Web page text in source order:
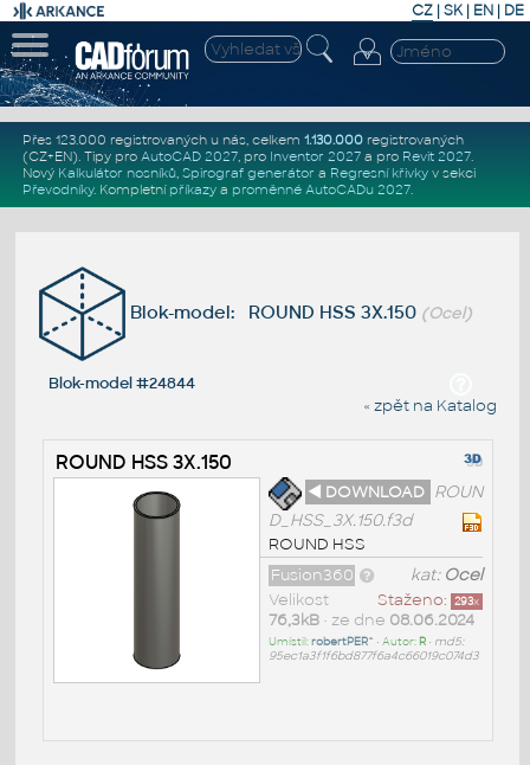
CZ | SK| EN | DE
Přes 123.000 registrovaných u nás, celkem 1.130.000registrovaných
(CZ+EN). Tipy pro AutoCAD 2027, pro Inventor 2027a pro Revit 2027.
Nový Kalkulátor nosníků, Spirograf generátor a Regresní křivkyv sekci
Převodníky. Kompletní příkazya proměnné AutoCADu 2027.
Blok-model: ROUND HSS 3X.150 (Ocel)
Blok-model #24844
« zpět na Katalog
ROUND HSS 3X.150
◄ DOWNLOAD ROUN
D_HSS_3X.150.f3d
ROUND HSS
kat: Ocel
Fusion360
Staženo: 293x
Velikost
76,3kB• ze dne 08.06.2024
Umístil:robertPER^ • Autor: R• md5:
95ec1a3f1f6bd877f6a4c66019c074d3